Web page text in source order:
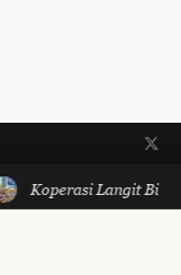
Koperasi Langit Biru: